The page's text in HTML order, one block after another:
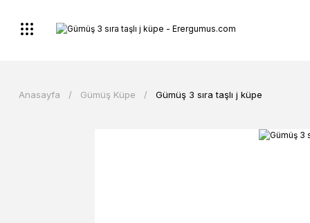
Anasayfa Gümüş Küpe Gümüş 3 sıra taşlı j küpe